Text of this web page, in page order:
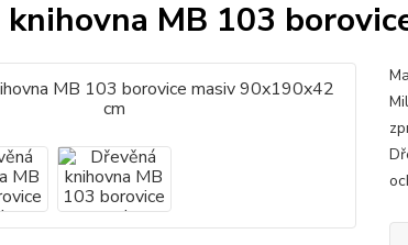
knihovna MB 103